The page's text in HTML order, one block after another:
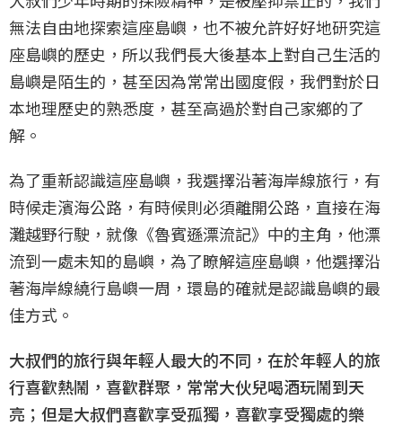
無法自由地探索這座島嶼，也不被允許好好地研究這
座島嶼的歷史，所以我們長大後基本上對自己生活的
島嶼是陌生的，甚至因為常常出國度假，我們對於日
本地理歷史的熟悉度，甚至高過於對自己家鄉的了
解。
為了重新認識這座島嶼，我選擇沿著海岸線旅行，有
時候走濱海公路，有時候則必須離開公路，直接在海
灘越野行駛，就像《魯賓遜漂流記》中的主角，他漂
流到一處未知的島嶼，為了瞭解這座島嶼，他選擇沿
著海岸線繞行島嶼一周，環島的確就是認識島嶼的最
佳方式。
大叔們的旅行與年輕人最大的不同，在於年輕人的旅
行喜歡熱鬧，喜歡群聚，常常大伙兒喝酒玩鬧到天
亮；但是大叔們喜歡享受孤獨，喜歡享受獨處的樂